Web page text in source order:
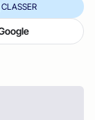
CLASSER